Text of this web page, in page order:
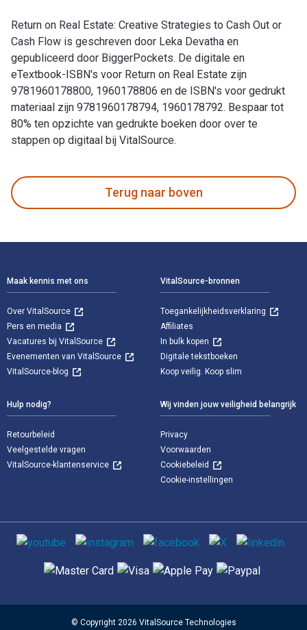
Return on Real Estate: Creative Strategies to Cash Out or
Cash Flow is geschreven door Leka Devatha en
gepubliceerd door BiggerPockets. De digitale en
eTextbook-ISBN's voor Return on Real Estate zijn
9781960178800, 1960178806 en de ISBN's voor gedrukt
materiaal zijn 9781960178794, 1960178792. Bespaar tot
80% ten opzichte van gedrukte boeken door over te
stappen op digitaal bij VitalSource.
Terug naar boven
Maak kennis met ons
Over VitalSource
Pers en media
Vacatures bij VitalSource
Evenementen van VitalSource
VitalSource-blog
VitalSource-bronnen
Toegankelijkheidsverklaring
Affiliates
In bulk kopen
Digitale tekstboeken
Koop veilig. Koop slim
Hulp nodig?
Retourbeleid
Veelgestelde vragen
VitalSource-klantenservice
Wij vinden jouw veiligheid belangrijk
Privacy
Voorwaarden
Cookiebeleid
Cookie-instellingen
Sociale media
Ondersteunde betaalmethoden
© Copyright 2026 VitalSource Technologies